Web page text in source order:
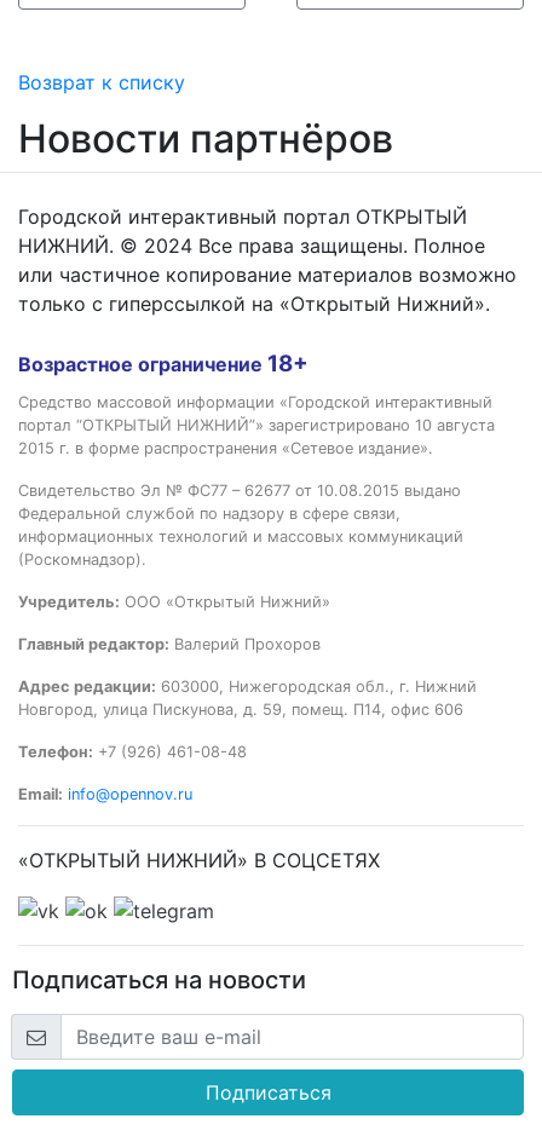
Возврат к списку
Новости партнёров
Городской интерактивный портал ОТКРЫТЫЙ
НИЖНИЙ. © 2024 Все права защищены. Полное
или частичное копирование материалов возможно
только с гиперссылкой на «Открытый Нижний».
Возрастное ограничение 18+
Средство массовой информации «Городской интерактивный
портал “ОТКРЫТЫЙ НИЖНИЙ”» зарегистрировано 10 августа
2015 г. в форме распространения «Сетевое издание».
Свидетельство Эл № ФС77 – 62677 от 10.08.2015 выдано
Федеральной службой по надзору в сфере связи,
информационных технологий и массовых коммуникаций
(Роскомнадзор).
Учредитель: ООО «Открытый Нижний»
Главный редактор: Валерий Прохоров
Адрес редакции: 603000, Нижегородская обл., г. Нижний
Новгород, улица Пискунова, д. 59, помещ. П14, офис 606
Телефон: +7 (926) 461-08-48
Email: info@opennov.ru
«ОТКРЫТЫЙ НИЖНИЙ» В СОЦСЕТЯХ
Подписаться на новости
Подписаться